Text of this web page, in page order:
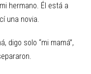
hermano. Él está a
una novia.
digo solo “mi mamá”,